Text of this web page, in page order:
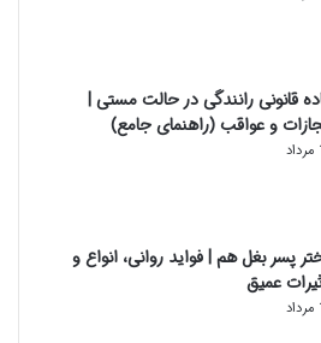
قانونی رانندگی در حالت مستی |
و عواقب (راهنمای جامع)
پسر بغل هم | فواید روانی، انواع و
عمیق